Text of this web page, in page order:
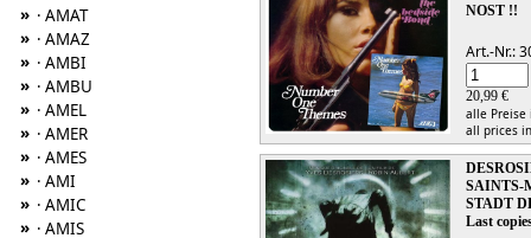
» · AMAT
» · AMAZ
» · AMBI
» · AMBU
» · AMEL
» · AMER
» · AMES
» · AMI
» · AMIC
» · AMIS
NOST !!
Art.-Nr.:
20,99 €
alle
all prices
SAINTS-
STADT
Last